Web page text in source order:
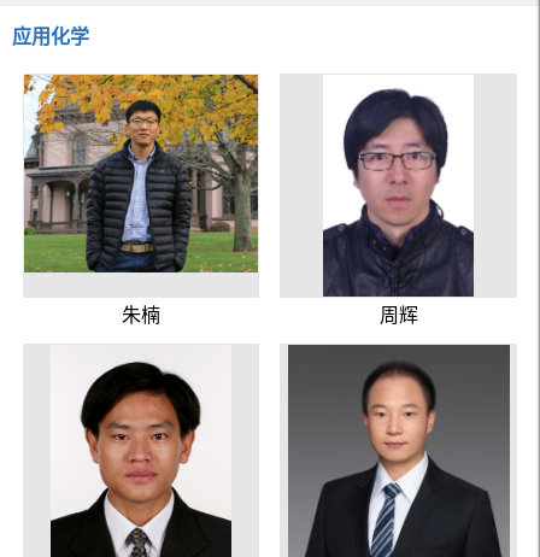
应用化学
朱楠 周辉